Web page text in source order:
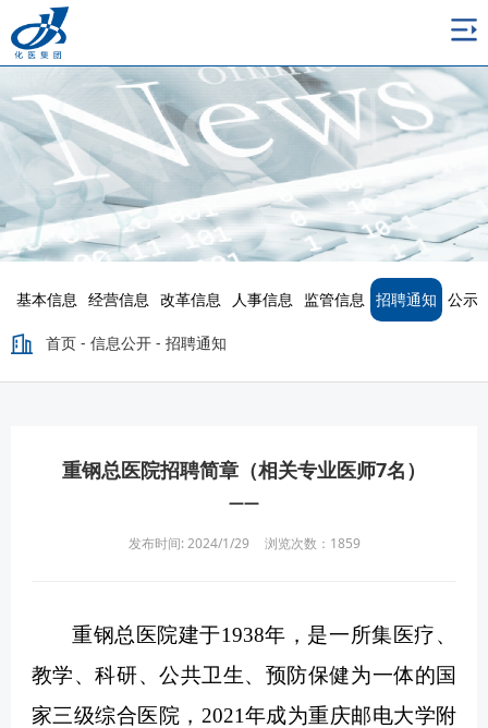
基本信息 经营信息 改革信息 人事信息 监管信息 招聘通知 公示
首页 - 信息公开 - 招聘通知
重钢总医院招聘简章（相关专业医师7名）
——
发布时间: 2024/1/29 浏览次数： 1859
重钢总医院建于1938年，是一所集医疗、
教学、科研、公共卫生、预防保健为一体的国
家三级综合医院，2021年成为重庆邮电大学附